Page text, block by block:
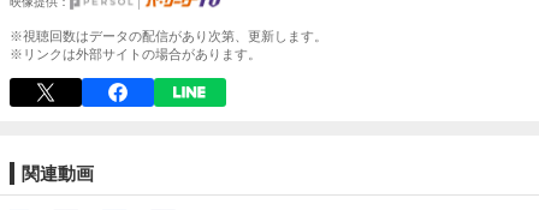
※視聴回数はデータの配信があり次第、更新します。
※リンクは外部サイトの場合があります。
関連動画